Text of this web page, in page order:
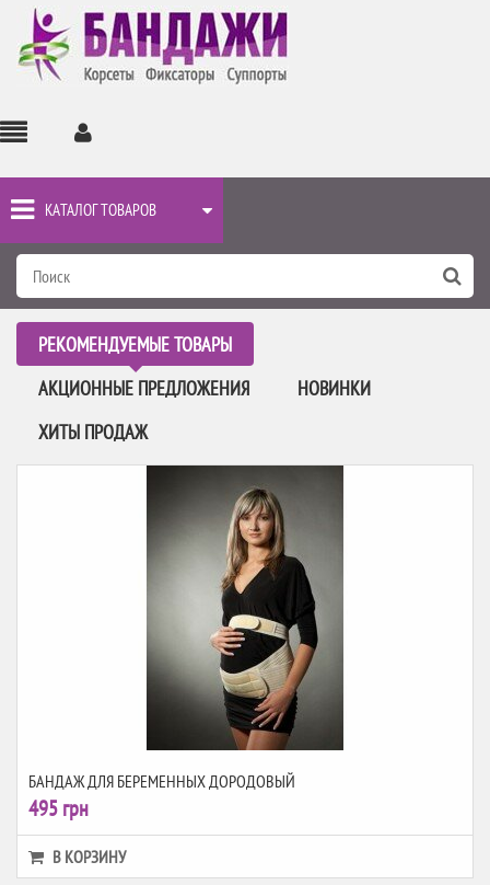
КАТАЛОГ ТОВАРОВ
РЕКОМЕНДУЕМЫЕ ТОВАРЫ
АКЦИОННЫЕ ПРЕДЛОЖЕНИЯ
НОВИНКИ
ХИТЫ ПРОДАЖ
БАНДАЖ ДЛЯ БЕРЕМЕННЫХ ДОРОДОВЫЙ
495 грн
В КОРЗИНУ